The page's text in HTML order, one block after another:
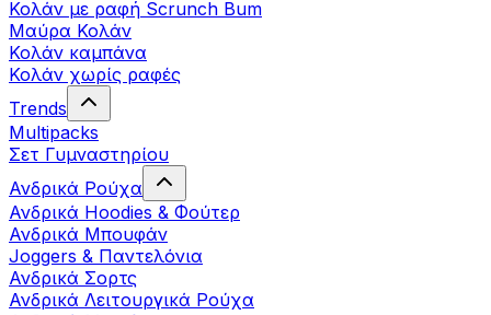
Κολάν με ραφή Scrunch Bum
Μαύρα Κολάν
Κολάν καμπάνα
Κολάν χωρίς ραφές
Trends
Multipacks
Σετ Γυμναστηρίου
Ανδρικά Ρούχα
Ανδρικά Hoodies & Φούτερ
Ανδρικά Μπουφάν
Joggers & Παντελόνια
Ανδρικά Σορτς
Ανδρικά Λειτουργικά Ρούχα